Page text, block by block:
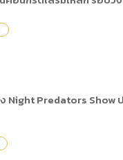
ลสาธารณะขององค์กร พ.ศ.
ประโยชน์ (Open Data)
Night Predators Show